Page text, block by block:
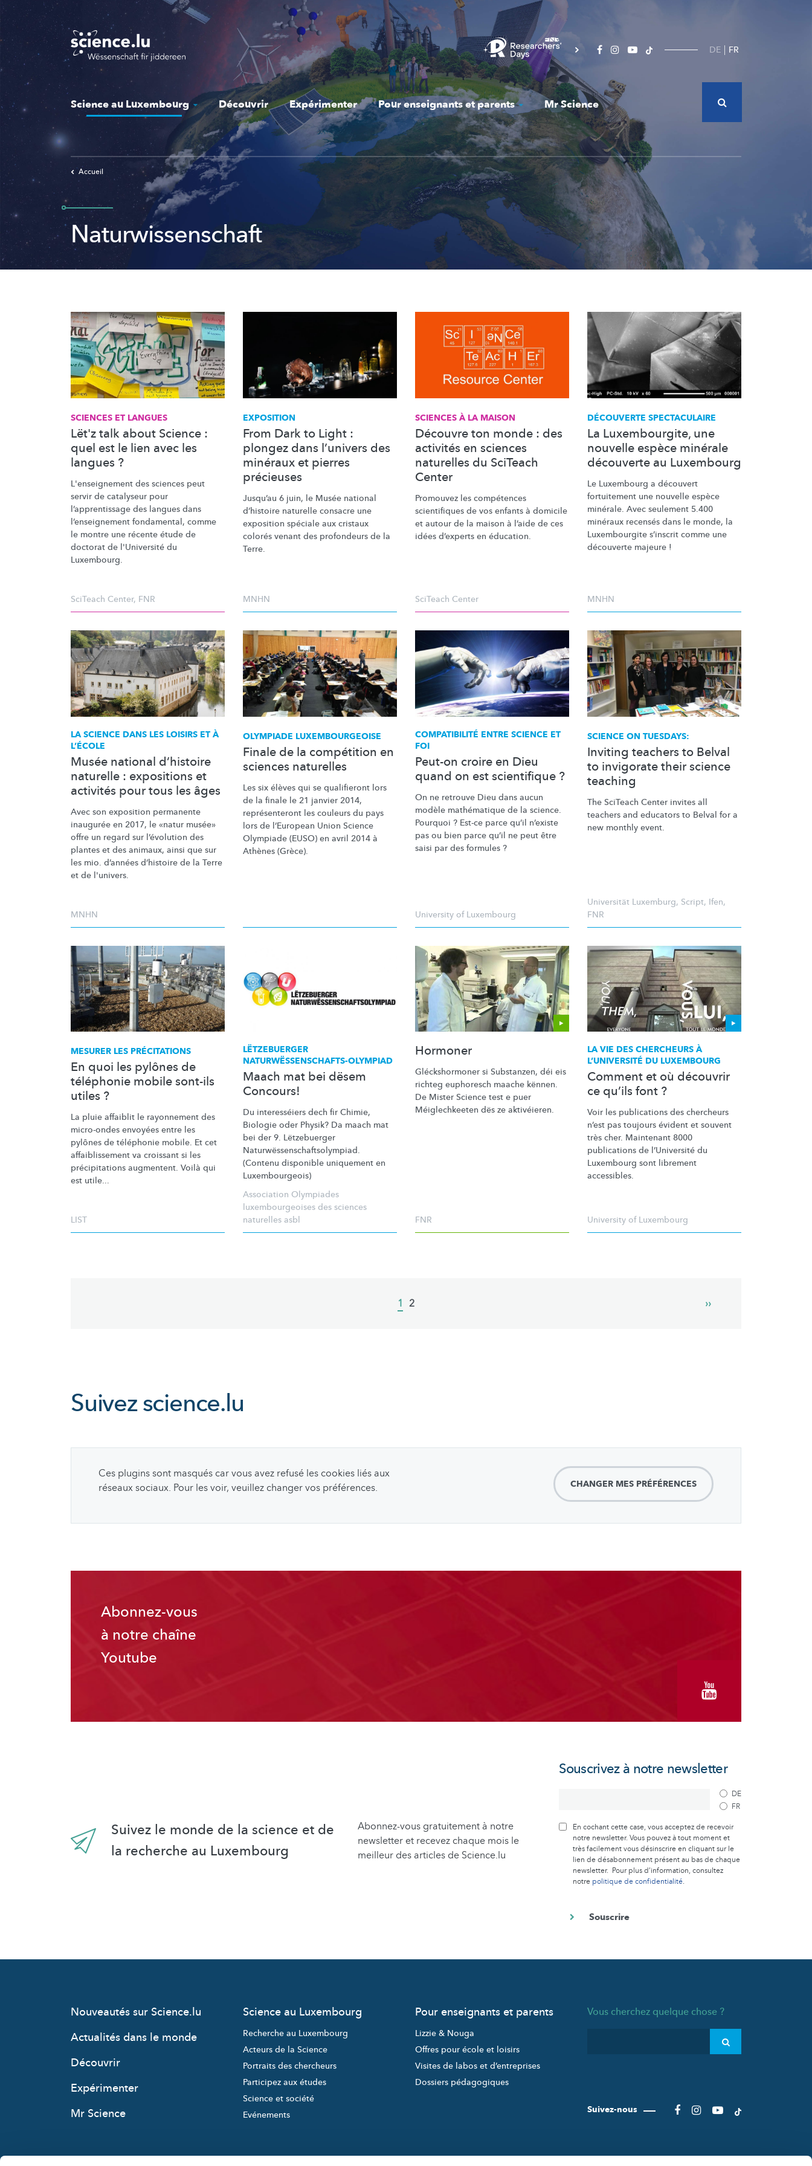
Skip
to
main
content
DE FR
Science au Luxembourg Découvrir Expérimenter Pour enseignants et parents Mr Science
Accueil
Naturwissenschaft
SCIENCES ET LANGUES
Lët'z talk about Science :
quel est le lien avec les
langues ?
L'enseignement des sciences peut
servir de catalyseur pour
l’apprentissage des langues dans
l’enseignement fondamental, comme
le montre une récente étude de
doctorat de l'Université du
Luxembourg.
SciTeach Center, FNR
EXPOSITION
From Dark to Light :
plongez dans l’univers des
minéraux et pierres
précieuses
Jusqu’au 6 juin, le Musée national
d’histoire naturelle consacre une
exposition spéciale aux cristaux
colorés venant des profondeurs de la
Terre.
MNHN
SCIENCES À LA MAISON
Découvre ton monde : des
activités en sciences
naturelles du SciTeach
Center
Promouvez les compétences
scientifiques de vos enfants à domicile
et autour de la maison à l’aide de ces
idées d’experts en éducation.
SciTeach Center
DÉCOUVERTE SPECTACULAIRE
La Luxembourgite, une
nouvelle espèce minérale
découverte au Luxembourg
Le Luxembourg a découvert
fortuitement une nouvelle espèce
minérale. Avec seulement 5.400
minéraux recensés dans le monde, la
Luxembourgite s’inscrit comme une
découverte majeure !
MNHN
LA SCIENCE DANS LES LOISIRS ET À
L’ÉCOLE
Musée national d’histoire
naturelle : expositions et
activités pour tous les âges
Avec son exposition permanente
inaugurée en 2017, le «natur musée»
offre un regard sur l’évolution des
plantes et des animaux, ainsi que sur
les mio. d’années d’histoire de la Terre
et de l'univers.
MNHN
OLYMPIADE LUXEMBOURGEOISE
Finale de la compétition en
sciences naturelles
Les six élèves qui se qualifieront lors
de la finale le 21 janvier 2014,
représenteront les couleurs du pays
lors de l’European Union Science
Olympiade (EUSO) en avril 2014 à
Athènes (Grèce).
COMPATIBILITÉ ENTRE SCIENCE ET
FOI
Peut-on croire en Dieu
quand on est scientifique ?
On ne retrouve Dieu dans aucun
modèle mathématique de la science.
Pourquoi ? Est-ce parce qu’il n’existe
pas ou bien parce qu’il ne peut être
saisi par des formules ?
University of Luxembourg
SCIENCE ON TUESDAYS:
Inviting teachers to Belval
to invigorate their science
teaching
The SciTeach Center invites all
teachers and educators to Belval for a
new monthly event.
Universität Luxemburg, Script, Ifen,
FNR
MESURER LES PRÉCITATIONS
En quoi les pylônes de
téléphonie mobile sont-ils
utiles ?
La pluie affaiblit le rayonnement des
micro-ondes envoyées entre les
pylônes de téléphonie mobile. Et cet
affaiblissement va croissant si les
précipitations augmentent. Voilà qui
est utile...
LIST
LËTZEBUERGER
NATURWËSSENSCHAFTS-OLYMPIAD
Maach mat bei dësem
Concours!
Du interesséiers dech fir Chimie,
Biologie oder Physik? Da maach mat
bei der 9. Lëtzebuerger
Naturwëssenschaftsolympiad.
(Contenu disponible uniquement en
Luxembourgeois)
Association Olympiades
luxembourgeoises des sciences
naturelles asbl
Hormoner
Gléckshormoner si Substanzen, déi eis
richteg euphoresch maache kënnen.
De Mister Science test e puer
Méiglechkeeten dës ze aktivéieren.
FNR
LA VIE DES CHERCHEURS À
L’UNIVERSITÉ DU LUXEMBOURG
Comment et où découvrir
ce qu’ils font ?
Voir les publications des chercheurs
n’est pas toujours évident et souvent
très cher. Maintenant 8000
publications de l’Université du
Luxembourg sont librement
accessibles.
University of Luxembourg
Current
1 Page
2
Next
››
Suivezscience.lu
Ces plugins sont masqués car vous avez refusé les cookies liés aux
réseaux sociaux. Pour les voir, veuillez changer vos préférences.
CHANGER MES PRÉFÉRENCES
Abonnez-vous
à notre chaîne
Youtube
Suivez le monde de la science et de
la recherche au Luxembourg
Abonnez-vous gratuitement à notre
newsletter et recevez chaque mois le
meilleur des articles de Science.lu
Souscrivez à notre newsletter
DE
FR
En cochant cette case, vous acceptez de recevoir
notre newsletter. Vous pouvez à tout moment et
très facilement vous désinscrire en cliquant sur le
lien de désabonnement présent au bas de chaque
newsletter. Pour plus d’information, consultez
notre politique de confidentialité.
Nouveautés sur Science.lu
Actualités dans le monde
Découvrir
Expérimenter
Mr Science
Science au Luxembourg
Recherche au Luxembourg
Acteurs de la Science
Portraits des chercheurs
Participez aux études
Science et société
Evénements
Pour enseignants et parents
Lizzie & Nouga
Offres pour école et loisirs
Visites de labos et d’entreprises
Dossiers pédagogiques
Vous cherchez quelque chose ?
Suivez-nous